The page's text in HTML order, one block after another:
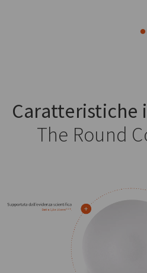
Caratteristiche
The Round